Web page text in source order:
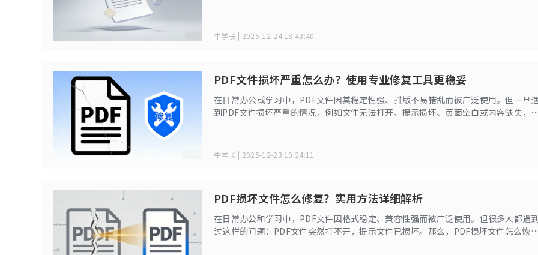
牛学长 | 2025-12-24 18:43:40
PDF文件损坏严重怎么办？使用专业修复工具更稳妥
在日常办公或学习中，PDF文件因其稳定性强、排版不易错乱而被广泛使用。但一旦遇
到PDF文件损坏严重的情况，例如文件无法打开、提示损坏、页面空白或内容缺失，此
牛学长 | 2025-12-23 19:24:11
PDF损坏文件怎么修复？实用方法详细解析
在日常办公和学习中，PDF文件因格式稳定、兼容性强而被广泛使用。但很多人都遇到
过这样的问题：PDF文件突然打不开，提示文件已损坏。那么，PDF损坏文件怎么恢